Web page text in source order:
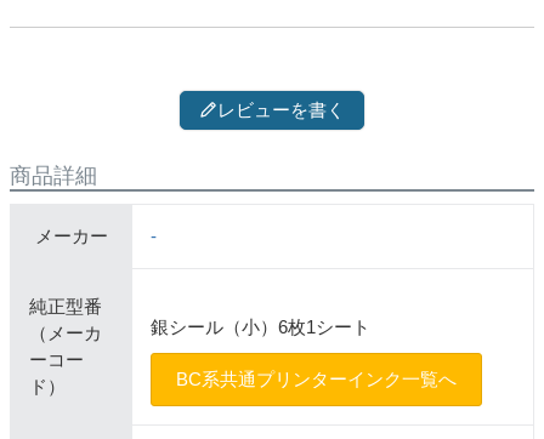
レビューを書く
商品詳細
メーカー -
純正型番
（メーカ
ーコー
ド）
銀シール（小）6枚1シート
BC系共通プリンターインク一覧へ